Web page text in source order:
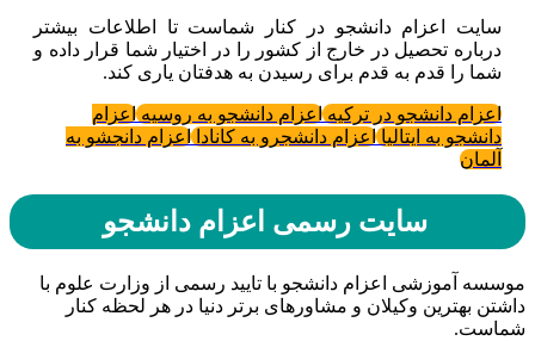
سایت اعزام دانشجو در کنار شماست تا اطلاعات بیشتر
درباره تحصیل در خارج از کشور را در اختیار شما قرار داده و
شما را قدم به قدم برای رسیدن به هدفتان یاری کند.
اعزام دانشجو در ترکیه اعزام دانشجو به روسیه اعزام
دانشجو به ایتالیا اعزام دانشجرو به کانادا اعزام دانجشو به
آلمان
سایت رسمی اعزام دانشجو
موسسه آموزشی اعزام دانشجو با تایید رسمی از وزارت علوم با
داشتن بهترین وکیلان و مشاورهای برتر دنیا در هر لحظه کنار
شماست.